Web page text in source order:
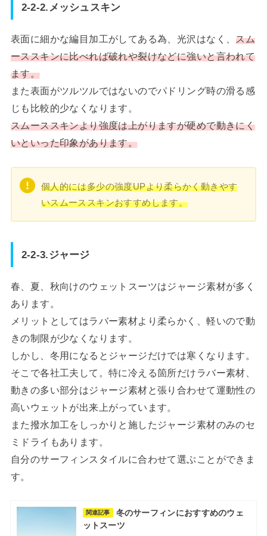
2-2-2.メッシュスキン
表面に細かな編目加工がしてある為、光沢はなく、 スム
ーススキンに比べれば破れや裂けなどに強いと言われて
ます。
また表面がツルツルではないのでパドリング時の滑る感
じも比較的少なくなります。
スムーススキンより強度は上がりますが硬めで動きにく
いといった印象があります。
個人的には多少の強度UPより柔らかく動きやす
いスムーススキンおすすめします。
2-2-3.ジャージ
春、夏、秋向けのウェットスーツはジャージ素材が多く
あります。
メリットとしてはラバー素材より柔らかく、軽いので動
きの制限が少なくなります。
しかし、冬用になるとジャージだけでは寒くなります。
そこで各社工夫して。特に冷える箇所だけラバー素材、
動きの多い部分はジャージ素材と張り合わせて運動性の
高いウェットが出来上がっています。
また撥水加工をしっかりと施したジャージ素材のみのセ
ミドライもあります。
自分のサーフィンスタイルに合わせて選ぶことができま
す。
関連記事
冬のサーフィンにおすすめのウェ
ットスーツ